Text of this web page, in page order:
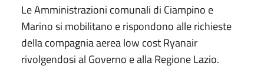
Le Amministrazioni comunali di Ciampino e
Marino si mobilitano e rispondono alle richieste
della compagnia aerea low cost Ryanair
rivolgendosi al Governo e alla Regione Lazio.